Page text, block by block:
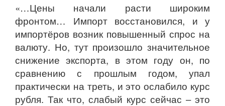
«…Цены начали расти широким
фронтом… Импорт восстановился, и у
импортёров возник повышенный спрос на
валюту. Но, тут произошло значительное
снижение экспорта, в этом году он, по
сравнению с прошлым годом, упал
практически на треть, и это ослабило курс
рубля. Так что, слабый курс сейчас – это